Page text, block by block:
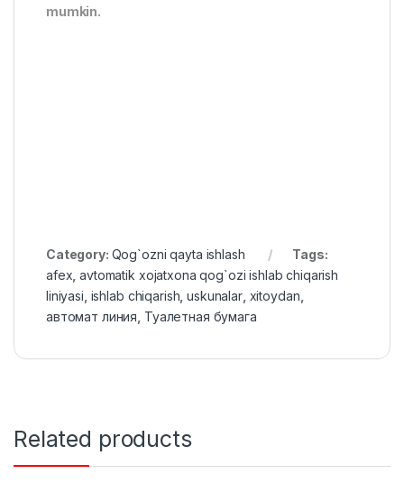
mumkin.
Category: Qog`ozni qayta ishlash
Tags:
afex ,avtomatik xojatxona qog`ozi ishlab chiqarish
liniyasi ishlab chiqarish ,uskunalar, xitoydan
автомат линия Туалетная бумага
Related products